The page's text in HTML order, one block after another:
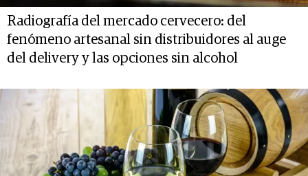
Radiografía del mercado cervecero: del
fenómeno artesanal sin distribuidores al auge
del delivery y las opciones sin alcohol